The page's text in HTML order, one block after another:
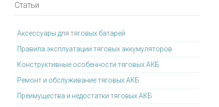
Статьи
Аксессуары для тяговых батарей
Правила эксплуатации тяговых аккумуляторов
Конструктивные особенности тяговых АКБ
Ремонт и обслуживание тяговых АКБ
Преимущества и недостатки тяговых АКБ